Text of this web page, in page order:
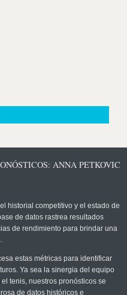
ANNA PETKOVIC
historial competitivo y el estado de
de datos rastrea resultados
de rendimiento para brindar una
.
estas métricas para identificar
Ya sea la sinergia del equipo
tenis, nuestros pronósticos se
de datos históricos e